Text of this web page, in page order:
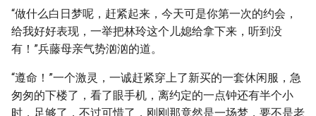
“做什么白日梦呢，赶紧起来，今天可是你第一次的约会，
给我好好表现，一举把林玲这个儿媳给拿下来，听到没
有！”兵藤母亲气势汹汹的道。
“遵命！”一个激灵，一诚赶紧穿上了新买的一套休闲服，急
匆匆的下楼了，看了眼手机，离约定的一点钟还有半个小
时，足够了，不过可惜了，刚刚那竟然是一场梦，要不是老